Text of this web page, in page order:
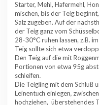
Starter, Mehl, Hafermehl,
mischen, bis der Teig
Salz zugeben. Auf der
der Teig ganz vom
28-30°C ruhen lassen, z.B.
Teig sollte sich etwa
Den Teig auf die mit
Portionen von etwa 95g
schleifen.
Die Teigling mit dem Schluß
Leinentuch einlegen,
hochziehen, überstehendes